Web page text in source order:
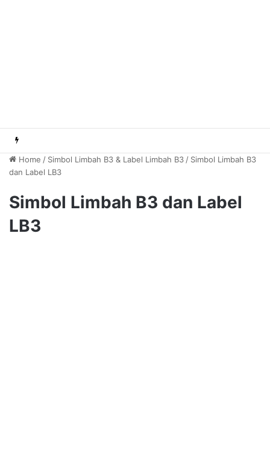
Home / Simbol Limbah B3 & Label Limbah B3 / Simbol Limbah B3
dan Label LB3
Simbol Limbah B3 dan Label
LB3